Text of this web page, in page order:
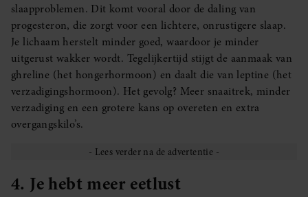
slaapproblemen. Dit komt vooral door de daling van
progesteron, die zorgt voor een lichtere, onrustigere slaap.
Je lichaam herstelt minder goed, waardoor je minder
uitgerust wakker wordt. Tegelijkertijd stijgt de aanmaak van
ghreline (het hongerhormoon) en daalt die van leptine (het
verzadigingshormoon). Het gevolg? Meer snaaitrek, minder
verzadiging en een grotere kans op overeten en extra
overgangskilo’s.
4. Je hebt meer eetlust